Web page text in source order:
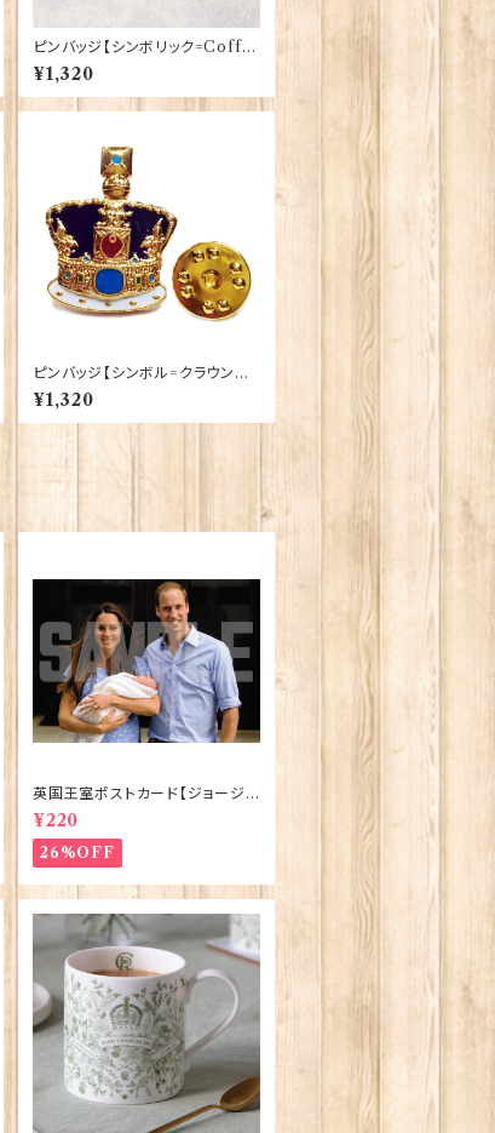
ピンバッジ【シンボリック=Coffe
eマグ】Cadogan 90040-XJKB
17-17
¥1,320
ピンバッジ【シンボル=クラウンジ
ュエル】Tradition 90040-T127
1
¥1,320
英国王室ポストカード【ジョージ
王子ご誕生】Pageantry Postca
rd 90183-JEF100
¥220
26%OFF